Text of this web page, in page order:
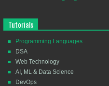
Tutorials
Programming Languages
DSA
Web Technology
AI, ML & Data Science
DevOps